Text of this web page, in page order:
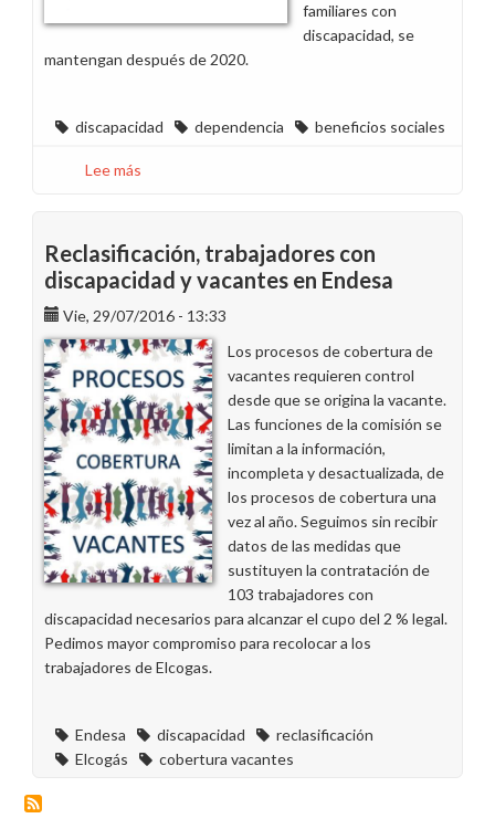
familiares con
discapacidad, se
mantengan después de 2020.
discapacidad dependencia beneficios sociales
Lee más
dirección
que
mantenga
las
ayudas
a
familiares
con
discapacidad
después
de
2020
Reclasificación, trabajadores con
discapacidad y vacantes en Endesa
Vie, 29/07/2016 - 13:33
Los procesos de cobertura de
vacantes requieren control
desde que se origina la vacante.
Las funciones de la comisión se
limitan a la información,
incompleta y desactualizada, de
los procesos de cobertura una
vez al año. Seguimos sin recibir
datos de las medidas que
sustituyen la contratación de
103 trabajadores con
discapacidad necesarios para alcanzar el cupo del 2 % legal.
Pedimos mayor compromiso para recolocar a los
trabajadores de Elcogas.
Endesa discapacidad
reclasificación
Elcogás
cobertura vacantes